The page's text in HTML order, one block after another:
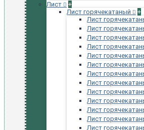
Лист
+
Лист горячекатаный
+
Лист
Лист
Лист
Лист
Лист
Лист
Лист
Лист
Лист
Лист
Лист
Лист
Лист